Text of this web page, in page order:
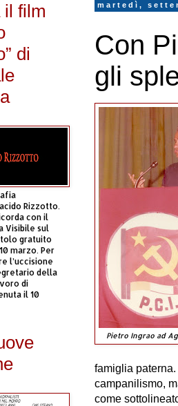
martedì,
Con
gli
Pietro Ingrao ad
famiglia
campanilismo,
come
il film
di
Rizzotto.
con il
Visibile sul
gratuito
marzo. Per
l’uccisione
della
di
il 10